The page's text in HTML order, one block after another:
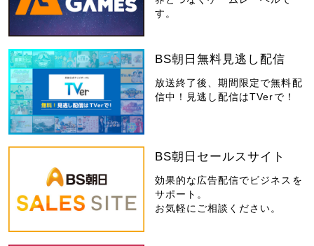
す。
BS朝日無料見逃し配信
放送終了後、期間限定で無料配
信中！見逃し配信はTVerで！
BS朝日セールスサイト
効果的な広告配信でビジネスを
サポート。
お気軽にご相談ください。